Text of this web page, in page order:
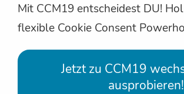
Mit CCM19 entscheidest DU!
flexible Cookie Consent
Jetzt zu CCM19
ausprobieren!